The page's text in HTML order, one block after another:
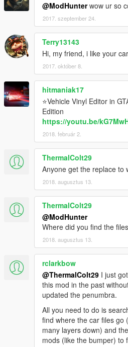
@ModHunterwow ur so
2017. szeptember 24.
Terry13143
Hi, my friend, i like your
2017. október 8.
hitmaniak17
⭐Vehicle Vinyl Editor in
Edition
https://youtu.be/
2018. február 2.
ThermalColt29
Anyone get the replace to
2018. augusztus 13.
ThermalColt29
@ModHunter
Where did you find the
2018. augusztus 13.
rclarkbow
@ThermalColt29 I just
this mod in the past
updated the penumbra.
All you need to do is
find where the car files go
many layers down) and
mods (like the bumper) to